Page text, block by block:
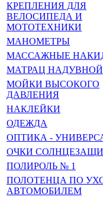
КРЕПЛЕНИЯ ДЛЯ
ВЕЛОСИПЕДА И
МОТОТЕХНИКИ
МАНОМЕТРЫ
МАССАЖНЫЕ
МАТРАЦ НАДУВНОЙ
МОЙКИ ВЫСОКОГО
ДАВЛЕНИЯ
НАКЛЕЙКИ
ОДЕЖДА
ОПТИКА -
ОЧКИ
ПОЛИРОЛЬ № 1
ПОЛОТЕНЦА ПО
АВТОМОБИЛЕМ